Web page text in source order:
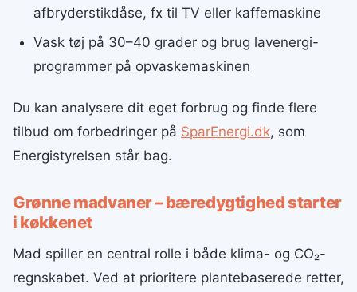
afbryderstikdåse, fx til TV eller kaffemaskine
Vask tøj på 30–40 grader og brug lavenergi-
programmer på opvaskemaskinen
Du kan analysere dit eget forbrug og finde flere
tilbud om forbedringer på SparEnergi.dk, som
Energistyrelsen står bag.
Grønne madvaner – bæredygtighed starter
i køkkenet
Mad spiller en central rolle i både klima- og CO₂-
regnskabet. Ved at prioritere plantebaserede retter,